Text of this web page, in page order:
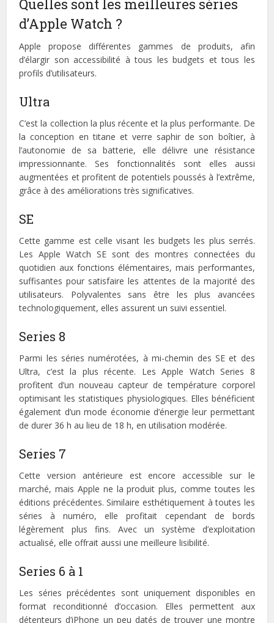
Quelles sont les meilleures séries
d’Apple Watch ?
Apple propose différentes gammes de produits, afin
d’élargir son accessibilité à tous les budgets et tous les
profils d’utilisateurs.
Ultra
C’est la collection la plus récente et la plus performante. De
la conception en titane et verre saphir de son boîtier, à
l’autonomie de sa batterie, elle délivre une résistance
impressionnante. Ses fonctionnalités sont elles aussi
augmentées et profitent de potentiels poussés à l’extrême,
grâce à des améliorations très significatives.
SE
Cette gamme est celle visant les budgets les plus serrés.
Les Apple Watch SE sont des montres connectées du
quotidien aux fonctions élémentaires, mais performantes,
suffisantes pour satisfaire les attentes de la majorité des
utilisateurs. Polyvalentes sans être les plus avancées
technologiquement, elles assurent un suivi essentiel.
Series 8
Parmi les séries numérotées, à mi-chemin des SE et des
Ultra, c’est la plus récente. Les Apple Watch Series 8
profitent d’un nouveau capteur de température corporel
optimisant les statistiques physiologiques. Elles bénéficient
également d’un mode économie d’énergie leur permettant
de durer 36 h au lieu de 18 h, en utilisation modérée.
Series 7
Cette version antérieure est encore accessible sur le
marché, mais Apple ne la produit plus, comme toutes les
éditions précédentes. Similaire esthétiquement à toutes les
séries à numéro, elle profitait cependant de bords
légèrement plus fins. Avec un système d’exploitation
actualisé, elle offrait aussi une meilleure lisibilité.
Series 6 à 1
Les séries précédentes sont uniquement disponibles en
format reconditionné d’occasion. Elles permettent aux
détenteurs d’iPhone un peu datés de trouver une montre